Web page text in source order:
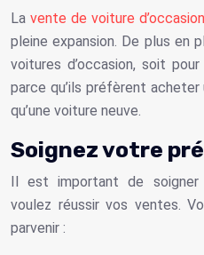
Lavente de voiture
pleine expansion. De plus en
voitures d’occasion, soit
parce qu’ils préfèrent
qu’une voiture neuve.
Soignez votre
Il est important de
voulez réussir vos ventes.
parvenir :